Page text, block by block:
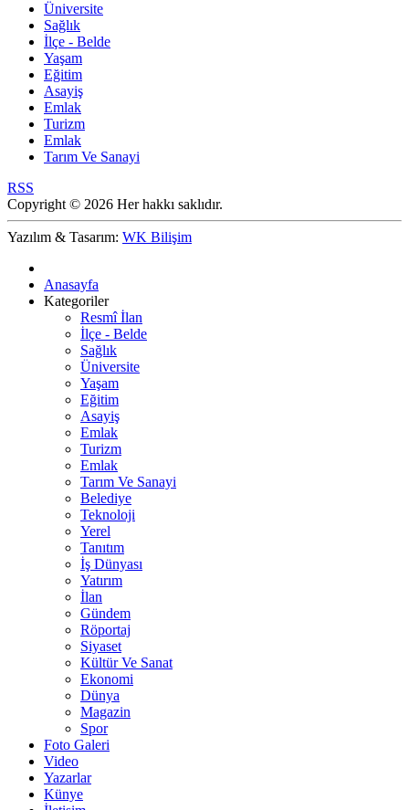
Üniversite
Sağlık
İlçe - Belde
Yaşam
Eğitim
Asayiş
Emlak
Turizm
Emlak
Tarım Ve Sanayi
RSS
Copyright © 2026 Her hakkı saklıdır.
Yazılım & Tasarım: WK Bilişim
Anasayfa
Kategoriler
Resmî İlan
İlçe - Belde
Sağlık
Üniversite
Yaşam
Eğitim
Asayiş
Emlak
Turizm
Emlak
Tarım Ve Sanayi
Belediye
Teknoloji
Yerel
Tanıtım
İş Dünyası
Yatırım
İlan
Gündem
Röportaj
Siyaset
Kültür Ve Sanat
Ekonomi
Dünya
Magazin
Spor
Foto Galeri
Video
Yazarlar
Künye